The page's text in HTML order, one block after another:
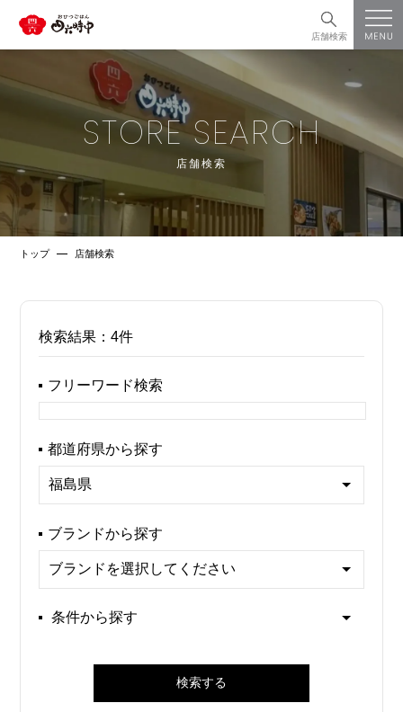
店舗検索
STORE SEARCH
店舗検索
トップ 店舗検索
検索結果：4件
フリーワード検索
都道府県から探す
ブランドから探す
条件から探す